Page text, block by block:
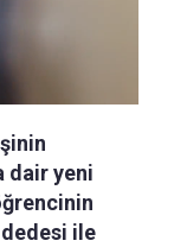
dair yeni
ile